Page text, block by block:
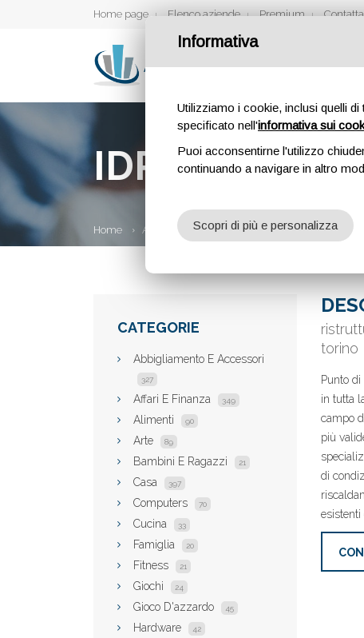
Home page Elenco aziende Premium
IDROSANIX
Home Aziende Idrosanix
CATEGORIE
Abbigliamento E Accessori
327
Affari E Finanza 349
Alimenti 90
Arte 89
Bambini E Ragazzi 21
Casa 397
Computers 70
Cucina 33
Famiglia 20
Fitness 21
Giochi 24
Gioco D'azzardo 45
Hardware 42
torino
Punto
in tutta
campo
più
di
esistenti
Informativa
Utilizziamo i cookie, inclusi quelli
specificato nell'informativa sui
Puoi acconsentirne l'utilizzo
continuando a navigare in altro
Scopri di più e personalizza